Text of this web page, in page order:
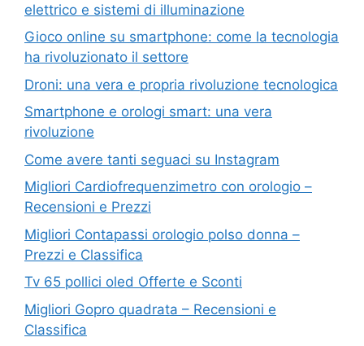
elettrico e sistemi di illuminazione
Gioco online su smartphone: come la tecnologia
ha rivoluzionato il settore
Droni: una vera e propria rivoluzione tecnologica
Smartphone e orologi smart: una vera
rivoluzione
Come avere tanti seguaci su Instagram
Migliori Cardiofrequenzimetro con orologio –
Recensioni e Prezzi
Migliori Contapassi orologio polso donna –
Prezzi e Classifica
Tv 65 pollici oled Offerte e Sconti
Migliori Gopro quadrata – Recensioni e
Classifica